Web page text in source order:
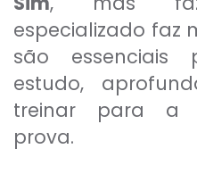
especializado faz
são essenciais
estudo,
treinar para a
prova.